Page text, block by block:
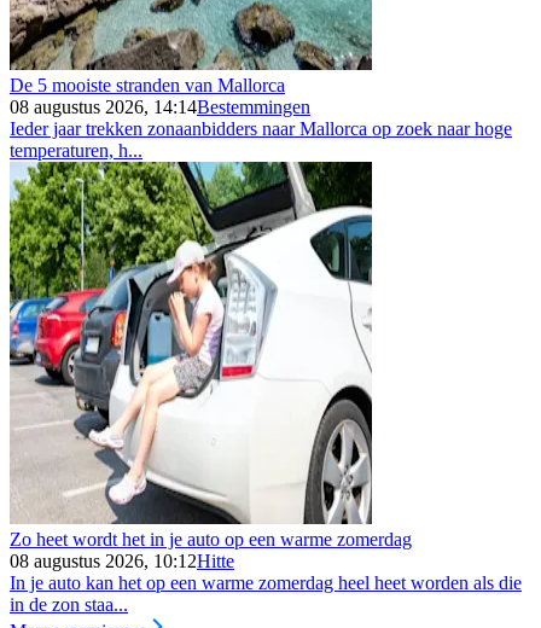
De 5 mooiste stranden van Mallorca
08 augustus 2026, 14:14Bestemmingen
Ieder jaar trekken zonaanbidders naar Mallorca op zoek naar hoge
temperaturen, h...
Zo heet wordt het in je auto op een warme zomerdag
08 augustus 2026, 10:12Hitte
In je auto kan het op een warme zomerdag heel heet worden als die
in de zon staa...